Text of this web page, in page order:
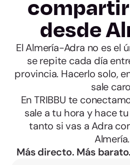
desde
El Almería-Adra no es el
se repite cada día
provincia. Hacerlo solo,
sale
En TRIBBU te
sale a tu hora y hace
tanto si vas a Adra
Almería.
Más directo. Más